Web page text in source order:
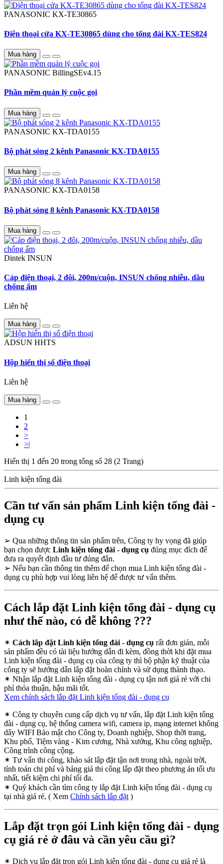
PANASONIC KX-TE30865
Điện thoại cửa KX-TE30865 dùng cho tổng đài KX-TES824
Mua hàng
PANASONIC BillingSEv4.15
Phần mềm quản lý cuộc gọi
Mua hàng
PANASONIC KX-TDA0155
Bộ phát sóng 2 kênh Panasonic KX-TDA0155
Mua hàng
PANASONIC KX-TDA0158
Bộ phát sóng 8 kênh Panasonic KX-TDA0158
Mua hàng
Dintek INSUN
Cáp điện thoại, 2 đôi, 200m/cuộn, INSUN chống nhiễu, dầu
chống ẩm
Liên hệ
Mua hàng
ADSUN HHTS
Hộp hiển thị số điện thoại
Liên hệ
Mua hàng
1
2
>
>|
Hiển thị 1 đến 20 trong tổng số 28 (2 Trang)
Linh kiện tổng đài
Cần tư vấn sản phẩm Linh kiện tổng đài -
dụng cụ
➢ Qua những thông tin sản phẩm trên, Công ty hy vọng đã giúp
bạn chọn được Linh kiện tổng đài - dụng cụ đúng mục đích để
đưa ra quyết định đầu tư đúng đắn.
➢ Nếu bạn cần thông tin thêm để chọn mua Linh kiện tổng đài -
dụng cụ phù hợp vui lòng liên hệ để được tư vấn thêm.
Cách lắp đặt Linh kiện tổng đài - dụng cụ
như thế nào, có dễ không ???
✴ Cách lắp đặt Linh kiện tổng đài - dụng cụ rất đơn giản, mỗi
sản phẩm đều có tài liệu hướng dẫn đi kèm, đồng thời khi đặt mua
Linh kiện tổng đài - dụng cụ của công ty thì bộ phận kỹ thuật của
công ty sẽ hướng dẫn lắp đặt hoàn chỉnh và sử dụng thành thạo.
✴ Nhận lắp đặt Linh kiện tổng đài - dụng cụ tận nơi giá rẻ với chi
phí thỏa thuận, hậu mãi tốt.
Xem chính sách lắp đặt Linh kiện tổng đài - dụng cụ
✴ Công ty chuyên cung cấp dịch vụ tư vấn, lắp đặt Linh kiện tổng
đài - dụng cụ, hệ thống camera wifi, camera ip, mạng internet không
dây WIFI Bảo mật cho Công ty, Doanh nghiệp, Shop thời trang,
Khu phố, Tiệm vàng - Kim cương, Nhà xưởng, Khu công nghiệp,
Công trình công cộng.
✴ Tư vấn thi công, khảo sát lắp đặt tận nơi trong nhà, ngoài trời,
tính toán chi phí và bảng giá thi công lắp đặt theo phương án tối ưu
nhất, tiết kiệm chi phí tối đa.
✴ Quý khách cần tìm công ty lắp đặt Linh kiện tổng đài - dụng cụ
tại nhà giá rẻ, ( Xem Chính sách lắp đặt )
Lắp đặt trọn gói Linh kiện tổng đài - dụng
cụ giá rẻ ở đâu và cần yêu cầu gì?
✴ Dịch vụ lắp đặt trọn gói Linh kiện tổng đài - dụng cụ giá rẻ là